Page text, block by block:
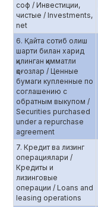
соф / Инвестиции,
чистые / Investments,
net
6. Қайта сотиб олиш
шарти билан харид
қилинган қимматли
қоғозлар / Ценные
бумаги купленные по
соглашению c
обратным выкупом /
Securities purchased
under a repurchase
agreement
7. Кредит ва лизинг
операциялари /
Кредиты и
лизинговые
операции / Loans and
leasing operations